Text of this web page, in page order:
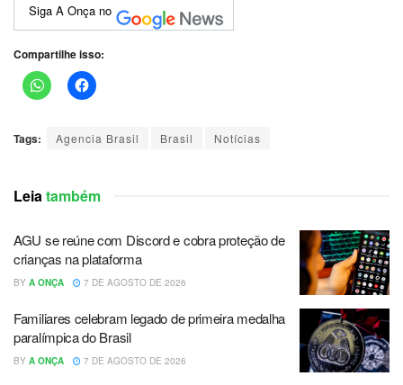
Siga A Onça no
Compartilhe isso:
Tags: Agencia Brasil Brasil Notícias
Leiatambém
AGU se reúne com Discord e cobra proteção de
crianças na plataforma
BY A ONÇA 7 DE AGOSTO DE 2026
Familiares celebram legado de primeira medalha
paralímpica do Brasil
BY A ONÇA 7 DE AGOSTO DE 2026